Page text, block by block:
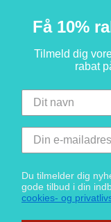
Få 10%
Tilmeld dig
rabat
Du tilmelder dig
gode tilbud i din
cookies- og